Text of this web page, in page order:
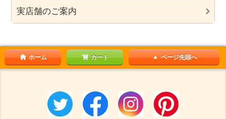
実店舗のご案内
ホーム カート ページ先頭へ